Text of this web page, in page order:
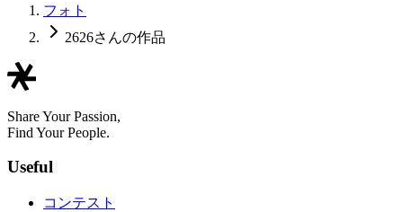
フォト
2626さんの作品
Share Your Passion,
Find Your People.
Useful
コンテスト